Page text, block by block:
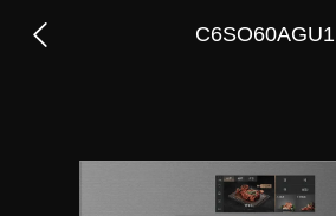
C6SO60AGU1